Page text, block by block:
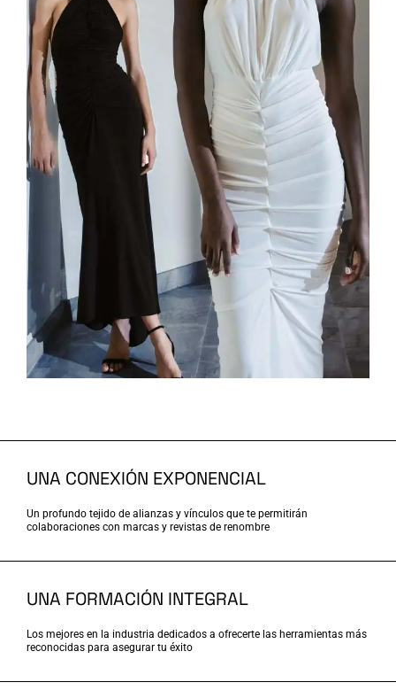
UNA CONEXIÓN EXPONENCIAL
Un profundo tejido de alianzas y vínculos que te permitirán
colaboraciones con marcas y revistas de renombre
UNA FORMACIÓN INTEGRAL
Los mejores en la industria dedicados a ofrecerte las herramientas más
reconocidas para asegurar tu éxito